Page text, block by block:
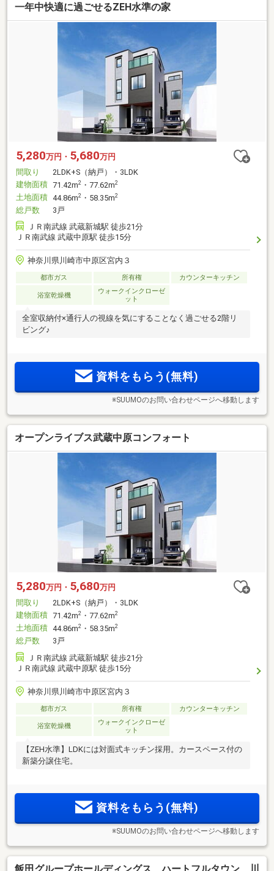
一年中快適に過ごせるZEH水準の家
5,280万円・ 5,680万円
間取り
2LDK+S（納戸）・3LDK
建物面積 71.42m2 ・77.62m2
土地面積 44.86m2 ・58.35m2
総戸数
3戸
ＪＲ南武線 武蔵新城駅 徒歩21分
ＪＲ南武線 武蔵中原駅 徒歩15分
神奈川県川崎市中原区宮内３
都市ガス 所有権 カウンターキッチン
浴室乾燥機
ウォークインクローゼ
ット
全室収納付×通行人の視線を気にすることなく過ごせる2階リ
ビング♪
資料をもらう(無料)
※SUUMOのお問い合わせページへ移動します
オープンライブス武蔵中原コンフォート
5,280万円・ 5,680万円
間取り
2LDK+S（納戸）・3LDK
建物面積 71.42m2 ・77.62m2
土地面積 44.86m2 ・58.35m2
総戸数
3戸
ＪＲ南武線 武蔵新城駅 徒歩21分
ＪＲ南武線 武蔵中原駅 徒歩15分
神奈川県川崎市中原区宮内３
都市ガス 所有権 カウンターキッチン
浴室乾燥機
ウォークインクローゼ
ット
【ZEH水準】LDKには対面式キッチン採用。カースペース付の
新築分譲住宅。
資料をもらう(無料)
※SUUMOのお問い合わせページへ移動します